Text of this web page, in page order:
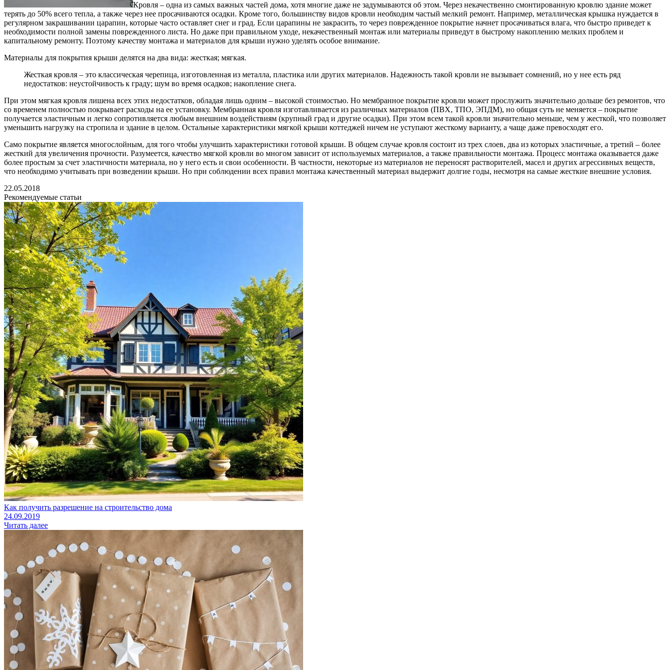
Кровля – одна из самых важных частей дома, хотя многие даже не задумываются об этом. Через некачественно смонтированную кровлю здание может
терять до 50% всего тепла, а также через нее просачиваются осадки. Кроме того, большинству видов кровли необходим частый мелкий ремонт. Например, металлическая крышка нуждается в
регулярном закрашивании царапин, которые часто оставляет снег и град. Если царапины не закрасить, то через поврежденное покрытие начнет просачиваться влага, что быстро приведет к
необходимости полной замены поврежденного листа. Но даже при правильном уходе, некачественный монтаж или материалы приведут в быстрому накоплению мелких проблем и
капитальному ремонту. Поэтому качеству монтажа и материалов для крыши нужно уделять особое внимание.
Материалы для покрытия крыши делятся на два вида: жесткая; мягкая.
Жесткая кровля – это классическая черепица, изготовленная из металла, пластика или других материалов. Надежность такой кровли не вызывает сомнений, но у нее есть ряд
недостатков: неустойчивость к граду; шум во время осадков; накопление снега.
При этом мягкая кровля лишена всех этих недостатков, обладая лишь одним – высокой стоимостью. Но мембранное покрытие кровли может прослужить значительно дольше без ремонтов, что
со временем полностью покрывает расходы на ее установку. Мембранная кровля изготавливается из различных материалов (ПВХ, ТПО, ЭПДМ), но общая суть не меняется – покрытие
получается эластичным и легко сопротивляется любым внешним воздействиям (крупный град и другие осадки). При этом всем такой кровли значительно меньше, чем у жесткой, что позволяет
уменьшить нагрузку на стропила и здание в целом. Остальные характеристики мягкой крыши коттеджей ничем не уступают жесткому варианту, а чаще даже превосходят его.
Само покрытие является многослойным, для того чтобы улучшить характеристики готовой крыши. В общем случае кровля состоит из трех слоев, два из которых эластичные, а третий – более
жесткий для увеличения прочности. Разумеется, качество мягкой кровли во многом зависит от используемых материалов, а также правильности монтажа. Процесс монтажа оказывается даже
более простым за счет эластичности материала, но у него есть и свои особенности. В частности, некоторые из материалов не переносят растворителей, масел и других агрессивных веществ,
что необходимо учитывать при возведении крыши. Но при соблюдении всех правил монтажа качественный материал выдержит долгие годы, несмотря на самые жесткие внешние условия.
22.05.2018
Рекомендуемые статьи
Как получить разрешение на строительство дома
24.09.2019
Читать далее